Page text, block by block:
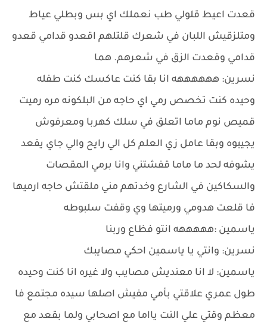
قعدت اعيط قلولي طب نعملك اي بس وبطلي عياط
ومتلزقيش اللبان في شعرك قلتلهم اقعدو قدامي قعدو
قدامي وقعدت الزق في شعرهم. هما
نسرين: ههههههه انا بقا كنت عاكسك كنت طفله
وحيده كنت تخصص رمي اي حاجه من البلكونه مره رميت
قميص نوم ماما اتعلق في سلك كهربا ومعرفوش
يجيبوه وبقا عامل زي العلم كل الي رايح والي جاي يقعد
يشوفه لحد ما ماما قفشتني وانا برمي المقصات
والسكاكين في الشارع وخدتهم مني ملقتش حاجه ارميها
فا قلعت هدومي ورميتها وي وقفت سلبوطه
ياسمين :هههههه انتو فظاع وربنا
نسرين: وانتي يا ياسمين احكي مصايبك
ياسمين: لا انا معنديش مصايب ولا غيره انا كنت وحيده
طول عمري علاقتي بأمي مفيش اصلها سيده مجتمع فا
معظم وقتي علي النت يااما مع اصحابي ولما بقعد مع